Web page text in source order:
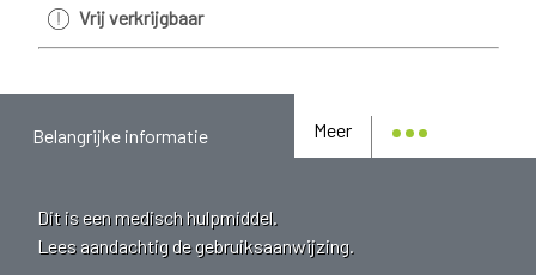
Vrij verkrijgbaar
Meer
Belangrijke informatie
Dit is een medisch hulpmiddel.
Lees aandachtig de gebruiksaanwijzing.